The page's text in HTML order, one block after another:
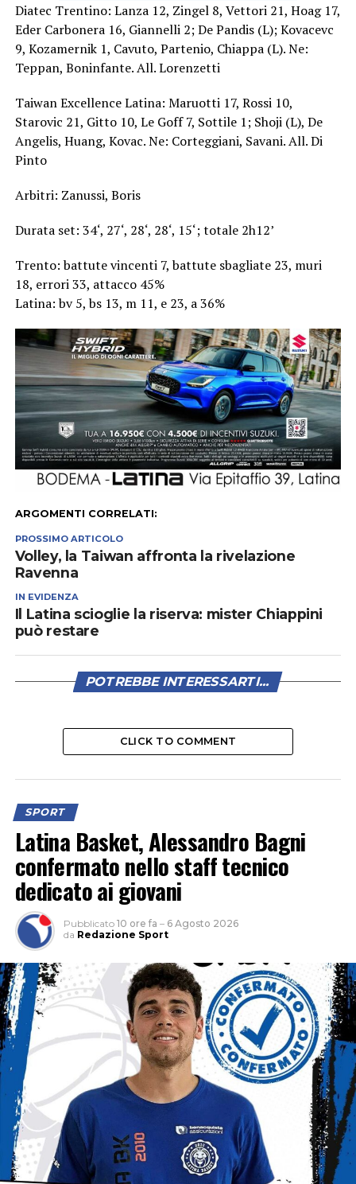
Diatec Trentino: Lanza 12, Zingel 8, Vettori 21, Hoag 17,
Eder Carbonera 16, Giannelli 2; De Pandis (L); Kovacevc
9, Kozamernik 1, Cavuto, Partenio, Chiappa (L). Ne:
Teppan, Boninfante. All. Lorenzetti
Taiwan Excellence Latina: Maruotti 17, Rossi 10,
Starovic 21, Gitto 10, Le Goff 7, Sottile 1; Shoji (L), De
Angelis, Huang, Kovac. Ne: Corteggiani, Savani. All. Di
Pinto
Arbitri: Zanussi, Boris
Durata set: 34‘, 27‘, 28‘, 28‘, 15‘; totale 2h12’
Trento: battute vincenti 7, battute sbagliate 23, muri
18, errori 33, attacco 45%
Latina: bv 5, bs 13, m 11, e 23, a 36%
ARGOMENTI CORRELATI:
PROSSIMO ARTICOLO
Volley, la Taiwan affronta la rivelazione
Ravenna
IN EVIDENZA
Il Latina scioglie la riserva: mister Chiappini
può restare
POTREBBE INTERESSARTI...
CLICK TO COMMENT
SPORT
Latina Basket, Alessandro Bagni
confermato nello staff tecnico
dedicato ai giovani
Pubblicato 10 ore fa – 6 Agosto 2026
da Redazione Sport